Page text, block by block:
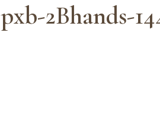
2Bhands-